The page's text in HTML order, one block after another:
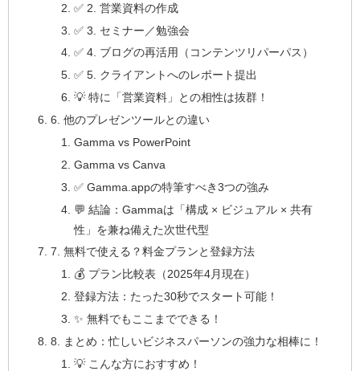
✅ 2. 営業資料の作成
✅ 3. セミナー／勉強会
✅ 4. ブログの再活用（コンテンツリパーパス）
✅ 5. クライアントへのレポート提出
💡 特に「営業資料」との相性は抜群！
6. 他のプレゼンツールとの違い
Gamma vs PowerPoint
Gamma vs Canva
✅ Gamma.appの特筆すべき3つの強み
💬 結論：Gammaは「構成 × ビジュアル × 共有
性」を兼ね備えた次世代型
7. 無料で使える？料金プランと登録方法
💰 プラン比較表（2025年4月現在）
登録方法：たった30秒でスタート可能！
✨ 無料でもここまでできる！
8. まとめ：忙しいビジネスパーソンの強力な相棒に！
💡 こんな方におすすめ！